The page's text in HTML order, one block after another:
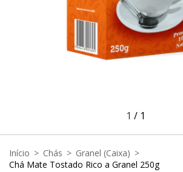
1 / 1
Início > Chás > Granel (Caixa) >
Chá Mate Tostado Rico a Granel 250g